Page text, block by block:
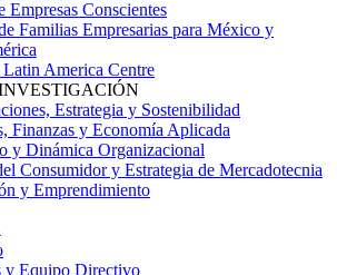
Empresas Conscientes
Familias Empresarias para México y
America Centre
Estrategia y Sostenibilidad
Finanzas y Economía Aplicada
y Dinámica Organizacional
Consumidor y Estrategia de Mercadotecnia
y Emprendimiento
y Equipo Directivo